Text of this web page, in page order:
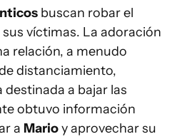
buscan robar el
víctimas. La adoración
relación, a menudo
distanciamiento,
a bajar las
obtuvo información
a Marioy aprovechar su